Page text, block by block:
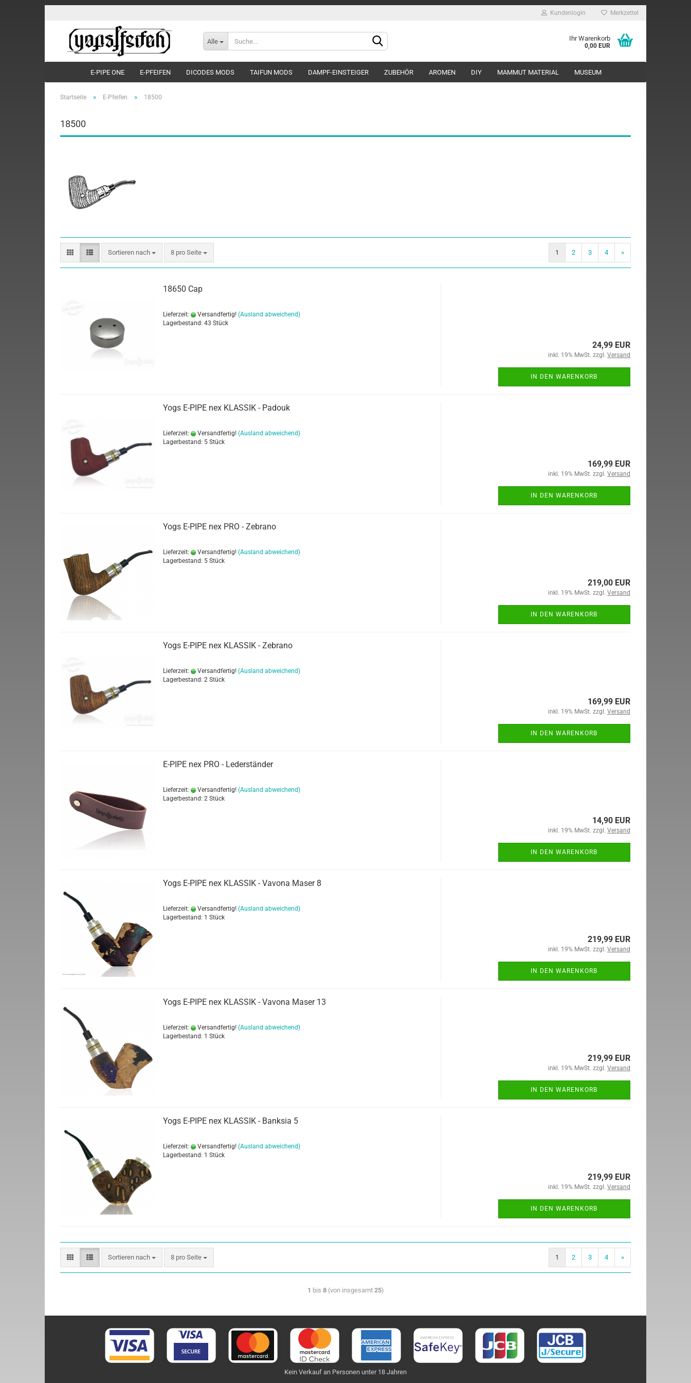
Kundenlogin Merkzettel
Alle Ihr Warenkorb
0,00 EUR
E-PIPE ONE E-PFEIFEN DICODES MODS TAIFUN MODS DAMPF-EINSTEIGER ZUBEHÖR AROMEN DIY MAMMUT MATERIAL MUSEUM
Startseite » E-Pfeifen » 18500
18500
Sortieren nach 8 pro Seite 1 2 3 4 »
18650 Cap
Lieferzeit: Versandfertig! (Ausland abweichend)
Lagerbestand: 43 Stück
24,99 EUR
inkl. 19% MwSt. zzgl. Versand
IN DEN WARENKORB
Yogs E-PIPE nex KLASSIK - Padouk
Lieferzeit: Versandfertig! (Ausland abweichend)
Lagerbestand: 5 Stück
169,99 EUR
inkl. 19% MwSt. zzgl. Versand
IN DEN WARENKORB
Yogs E-PIPE nex PRO - Zebrano
Lieferzeit: Versandfertig! (Ausland abweichend)
Lagerbestand: 5 Stück
219,00 EUR
inkl. 19% MwSt. zzgl. Versand
IN DEN WARENKORB
Yogs E-PIPE nex KLASSIK - Zebrano
Lieferzeit: Versandfertig! (Ausland abweichend)
Lagerbestand: 2 Stück
169,99 EUR
inkl. 19% MwSt. zzgl. Versand
IN DEN WARENKORB
E-PIPE nex PRO - Lederständer
Lieferzeit: Versandfertig! (Ausland abweichend)
Lagerbestand: 2 Stück
14,90 EUR
inkl. 19% MwSt. zzgl. Versand
IN DEN WARENKORB
Yogs E-PIPE nex KLASSIK - Vavona Maser 8
Lieferzeit: Versandfertig! (Ausland abweichend)
Lagerbestand: 1 Stück
219,99 EUR
inkl. 19% MwSt. zzgl. Versand
IN DEN WARENKORB
Yogs E-PIPE nex KLASSIK - Vavona Maser 13
Lieferzeit: Versandfertig! (Ausland abweichend)
Lagerbestand: 1 Stück
219,99 EUR
inkl. 19% MwSt. zzgl. Versand
IN DEN WARENKORB
Yogs E-PIPE nex KLASSIK - Banksia 5
Lieferzeit: Versandfertig! (Ausland abweichend)
Lagerbestand: 1 Stück
219,99 EUR
inkl. 19% MwSt. zzgl. Versand
IN DEN WARENKORB
Sortieren nach 8 pro Seite 1 2 3 4 »
1 bis 8(von insgesamt 25)
Kein Verkauf an Personen unter 18 Jahren